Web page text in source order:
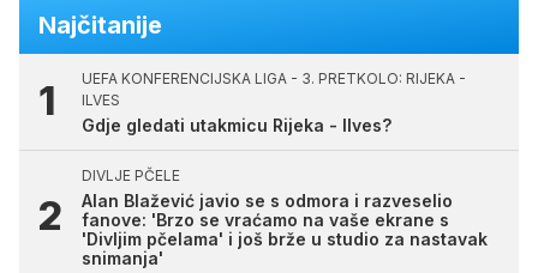
Najčitanije
UEFA KONFERENCIJSKA LIGA - 3. PRETKOLO: RIJEKA -
ILVES
Gdje gledati utakmicu Rijeka - Ilves?
DIVLJE PČELE
Alan Blažević javio se s odmora i razveselio
fanove: 'Brzo se vraćamo na vaše ekrane s
'Divljim pčelama' i još brže u studio za nastavak
snimanja'